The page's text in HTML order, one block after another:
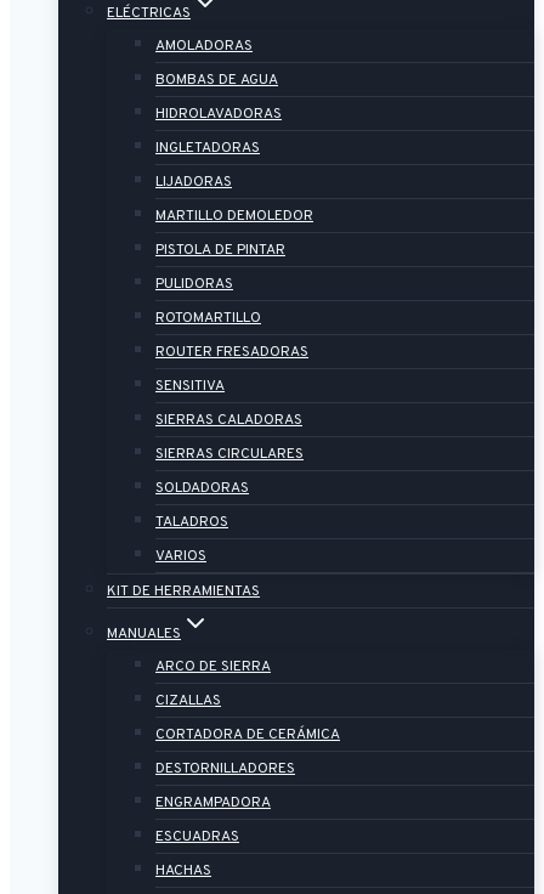
ELÉCTRICAS
AMOLADORAS
BOMBAS DE AGUA
HIDROLAVADORAS
INGLETADORAS
LIJADORAS
MARTILLO DEMOLEDOR
PISTOLA DE PINTAR
PULIDORAS
ROTOMARTILLO
ROUTER FRESADORAS
SENSITIVA
SIERRAS CALADORAS
SIERRAS CIRCULARES
SOLDADORAS
TALADROS
VARIOS
KIT DE HERRAMIENTAS
MANUALES
ARCO DE SIERRA
CIZALLAS
CORTADORA DE CERÁMICA
DESTORNILLADORES
ENGRAMPADORA
ESCUADRAS
HACHAS